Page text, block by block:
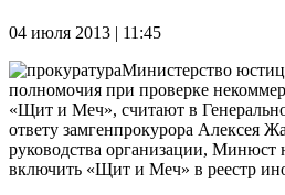
04 июля 2013 | 11:45
Министерство
полномочия при проверке
«Щит и Меч», считают в
ответу замгенпрокурора Алексея
руководства организации, Минюст
включить «Щит и Меч» в реестр